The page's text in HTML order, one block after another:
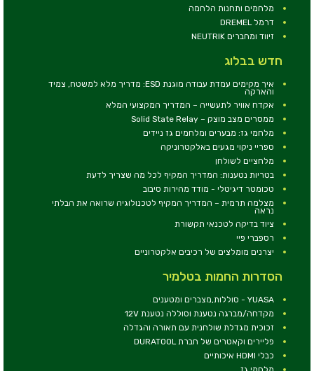
מלחמים ותחנות הלחמה
דרמל DREMEL
זיווד ומחברים NEUTRIK
חדש בבלוג
איך מקימים עמדת עבודה מוגנת ESD: מדריך מלא למשטח, צמיד
והארקה
אקדח אוויר לתעשייה – המדריך המקצועי המלא
ממסרים מצב מוצק – Solid State Relay
מלחמי גז: מבערים ומלחמים גז ניידים
ספריי ניקוי מגעים באלקטרוניקה
מלחציים לשולחן
בטריות נטענות: המדריך המקיף לכל מה שצריך לדעת
טכומטר דיגיטלי - מודד מהירות סיבוב
מצלמה תרמית – המדריך המקיף לטכנולוגיה שרואה את הבלתי
נראה
ציוד בדיקה לטכנאי תקשורת
רספברי פיי
יצרנים מומלצים של רכיבים אלקטרוניים
הסדרות החמות בטלמיר
YUASA - סוללות,מצברים ומטענים
מקדחה/מברגה נטענת וסוללה נטענת 12V
זכוכית מגדלת שולחנית עם תאורה והגדלה
פליירים וקאטרים של חברת DURATOOL
כבלי HDMI איכותיים